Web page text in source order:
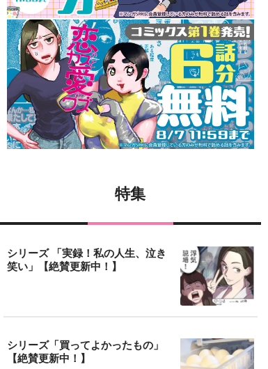
特集
シリーズ 「実録！私の人生、泣き
笑い」【絶賛更新中！】
シリーズ「買ってよかったもの」
【絶賛更新中！】